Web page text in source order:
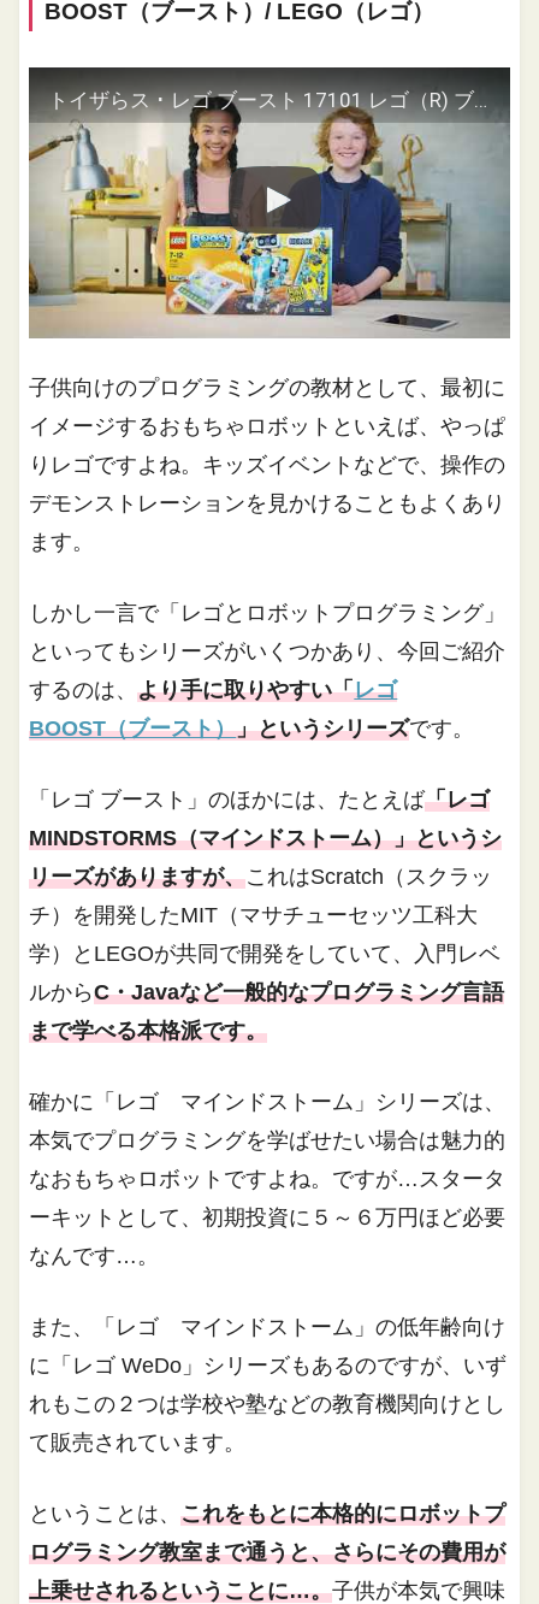
BOOST（ブースト）/ LEGO（レゴ）
トイザらス ･ レゴ ブースト 17101 レゴ（R) ブースト クリエイティブ ･ ボックス
子供向けのプログラミングの教材として、最初に
イメージするおもちゃロボットといえば、やっぱ
りレゴですよね。キッズイベントなどで、操作の
デモンストレーションを見かけることもよくあり
ます。
しかし一言で「レゴとロボットプログラミング」
といってもシリーズがいくつかあり、今回ご紹介
するのは、より手に取りやすい「レゴ
BOOST（ブースト）」というシリーズです。
「レゴ ブースト」のほかには、たとえば「レゴ
MINDSTORMS（マインドストーム）」というシ
リーズがありますが、これはScratch（スクラッ
チ）を開発したMIT（マサチューセッツ工科大
学）とLEGOが共同で開発をしていて、入門レベ
ルからC・Javaなど一般的なプログラミング言語
まで学べる本格派です。
確かに「レゴ マインドストーム」シリーズは、
本気でプログラミングを学ばせたい場合は魅力的
なおもちゃロボットですよね。ですが…スタータ
ーキットとして、初期投資に５～６万円ほど必要
なんです…。
また、「レゴ マインドストーム」の低年齢向け
に「レゴ WeDo」シリーズもあるのですが、いず
れもこの２つは学校や塾などの教育機関向けとし
て販売されています。
ということは、これをもとに本格的にロボットプ
ログラミング教室まで通うと、さらにその費用が
上乗せされるということに…。子供が本気で興味